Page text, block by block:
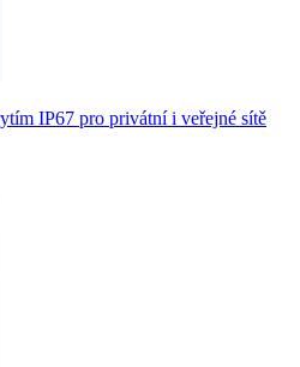
IP67 pro privátní i veřejné sítě